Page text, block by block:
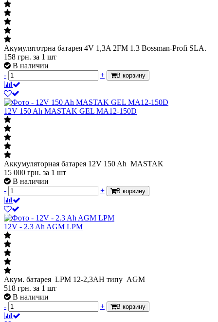
Акумулятотрна батарея 4V 1,3A 2FM 1.3 Bossman-Profi SLA.
158 грн. за 1 шт
В наличии
-
+ В корзину
12V 150 Ah MASTAK GEL MA12-150D
Аккумуляторная батарея 12V 150 Ah MASTAK
15 000 грн. за 1 шт
В наличии
-
+ В корзину
12V - 2.3 Ah AGM LPM
Акум. батарея LPM 12-2,3АН типу AGM
518 грн. за 1 шт
В наличии
-
+ В корзину